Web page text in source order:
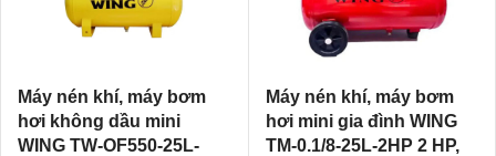
Máy nén khí, máy bơm
hơi không dầu mini
WING TW-OF550-25L-
Máy nén khí, máy bơm
hơi mini gia đình WING
TM-0.1/8-25L-2HP 2 HP,